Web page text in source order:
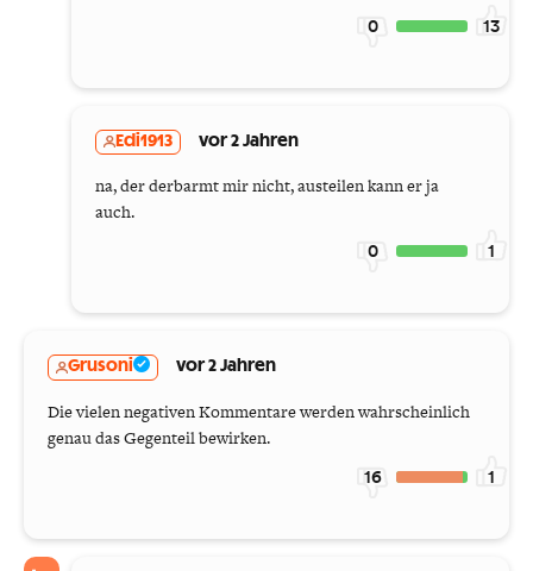
0 13
Edi1913 vor 2 Jahren
na, der derbarmt mir nicht, austeilen kann er ja
auch.
0 1
Grusoni vor 2 Jahren
Die vielen negativen Kommentare werden wahrscheinlich
genau das Gegenteil bewirken.
16 1